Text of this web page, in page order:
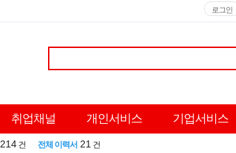
로그인
취업채널 개인서비스 기업서비스
214 건 전체 이력서 21 건